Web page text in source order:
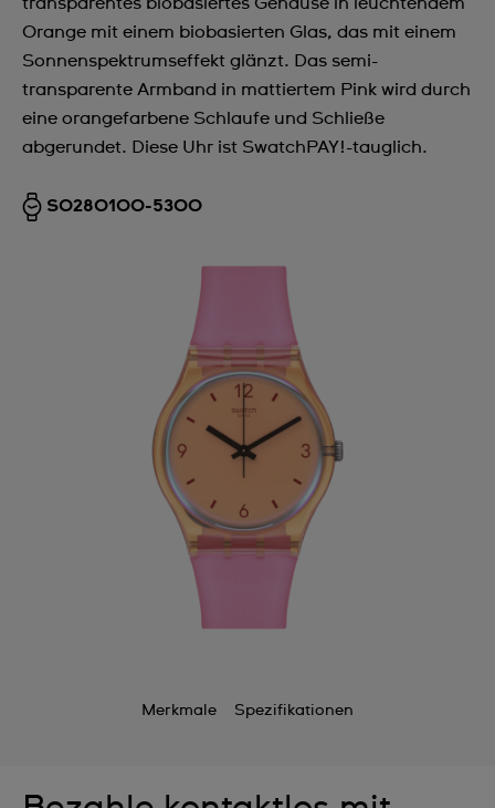
Orange mit einem biobasierten Glas, das mit einem
Sonnenspektrumseffekt glänzt. Das semi-
transparente Armband in mattiertem Pink wird durch
eine orangefarbene Schlaufe und Schließe
abgerundet. Diese Uhr ist SwatchPAY!-tauglich.
SO28O100-5300
Merkmale Spezifikationen